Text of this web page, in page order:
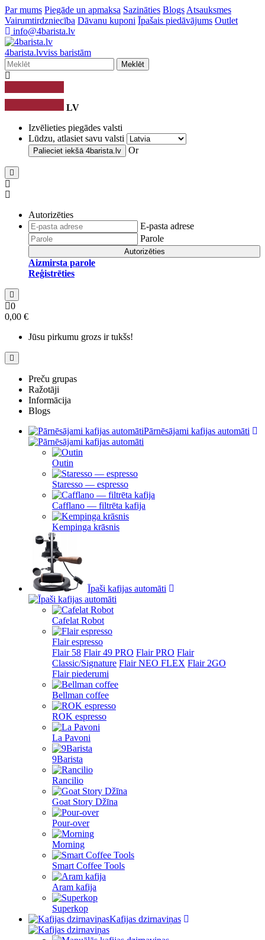
Par mums Piegāde un apmaksa Sazināties Blogs Atsauksmes
Vairumtirdzniecība Dāvanu kuponi Īpašais piedāvājums Outlet
info@4barista.lv
4barista.lvviss baristām
Meklēt
LV
Izvēlieties piegādes valsti
Lūdzu, atlasiet savu valsti
Palieciet iekšā 4barista.lv Or
Autorizēties
E-pasta adrese
Parole
Autorizēties
Aizmirsta parole
Reģistrēties
0
0,00 €
Jūsu pirkumu grozs ir tukšs!
Preču grupas
Ražotāji
Informācija
Blogs
Pārnēsājami kafijas automāti
Outin
Staresso — espresso
Cafflano — filtrēta kafija
Kempinga krāsnis
Īpaši kafijas automāti
Cafelat Robot
Flair espresso
Flair 58 Flair 49 PRO Flair PRO Flair
Classic/Signature Flair NEO FLEX Flair 2GO
Flair piederumi
Bellman coffee
ROK espresso
La Pavoni
9Barista
Rancilio
Goat Story Džīna
Pour-over
Morning
Smart Coffee Tools
Aram kafija
Superkop
Kafijas dzirnaviņas